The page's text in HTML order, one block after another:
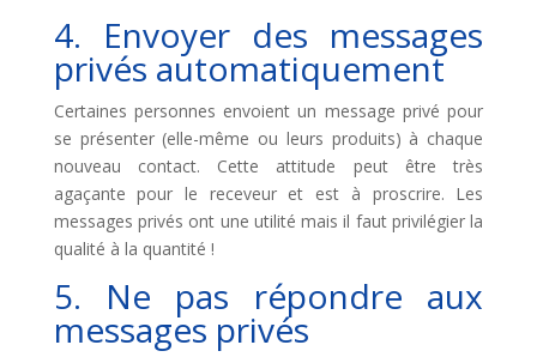
4. Envoyer des messages
privés automatiquement
Certaines personnes envoient un message privé pour
se présenter (elle-même ou leurs produits) à chaque
nouveau contact. Cette attitude peut être très
agaçante pour le receveur et est à proscrire. Les
messages privés ont une utilité mais il faut privilégier la
qualité à la quantité !
5. Ne pas répondre aux
messages privés